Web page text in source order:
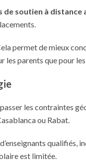
de soutien à distance
permet de mieux
les parents que pour
les contraintes
ou Rabat.
est limitée.